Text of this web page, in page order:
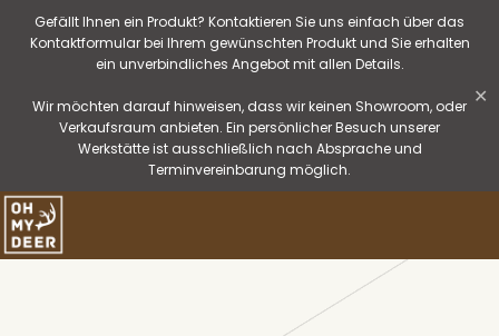
Gefällt Ihnen ein Produkt? Kontaktieren Sie uns einfach über das
Kontaktformular bei Ihrem gewünschten Produkt und Sie erhalten
ein unverbindliches Angebot mit allen Details.
Wir möchten darauf hinweisen, dass wir keinen Showroom, oder
Verkaufsraum anbieten. Ein persönlicher Besuch unserer
Werkstätte ist ausschließlich nach Absprache und
Terminvereinbarung möglich.
✕